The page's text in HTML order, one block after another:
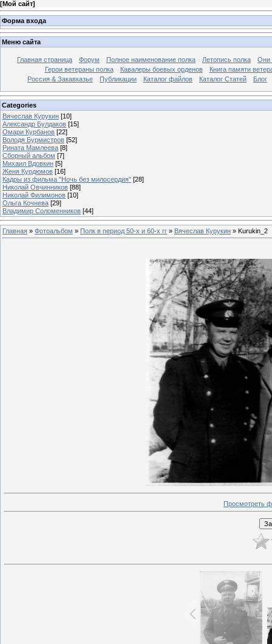
[Мой сайт]
Форма входа
Меню сайта
Главная страница Форум Полное наименование полка Летопись полка
Они
Герои ветераны полка
Кавалеры боевых орденов
Книга памяти
Россия & Закавказье
Публикации Каталог файлов Каталог Cтатей Блог
Categories
Вячеслав Курукин [10]
Александр Булдаков [15]
Омари Курбанов [22]
Володя Бурмистров [52]
Рината Мамлеева [8]
Сборный альбом [7]
Михаил Вдовкин [5]
Женя Курдюмов [16]
Кадры из фильма "Ночь без милосердия" [28]
Николай Овчинников [88]
Николай Филимонов [10]
Ольга Кочнева [29]
Владимир Соломенников [44]
Главная » Фотоальбом » Полк в период 50-х и 60-х гг » Вячеслав Курукин » Kurukin_2
Просмотреть